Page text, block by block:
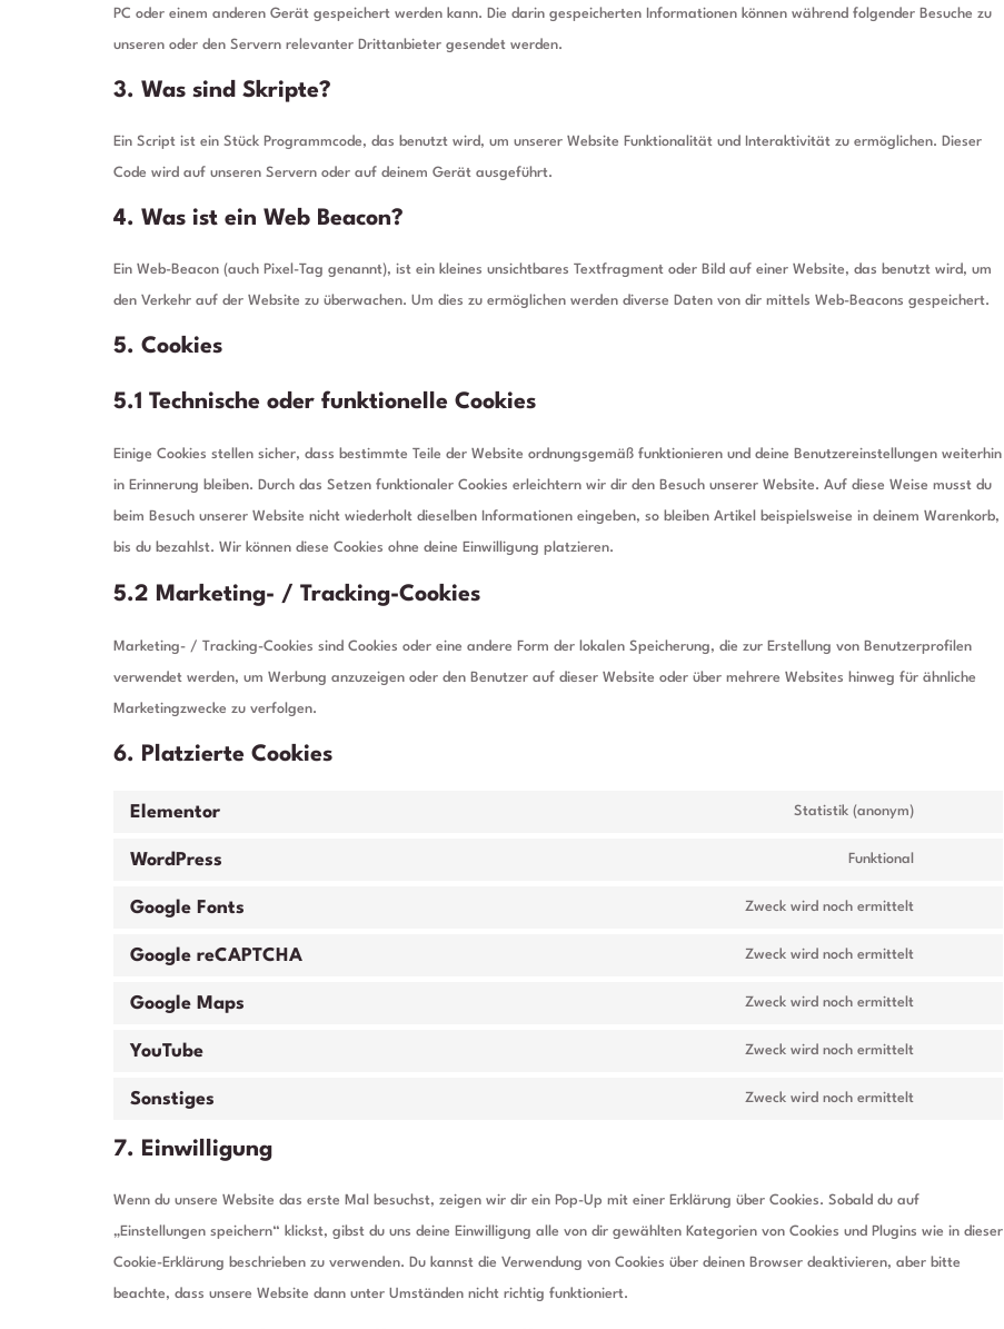
PC oder einem anderen Gerät gespeichert werden kann. Die darin gespeicherten Informationen können während folgender Besuche zu
unseren oder den Servern relevanter Drittanbieter gesendet werden.
3. Was sind Skripte?
Ein Script ist ein Stück Programmcode, das benutzt wird, um unserer Website Funktionalität und Interaktivität zu ermöglichen. Dieser
Code wird auf unseren Servern oder auf deinem Gerät ausgeführt.
4. Was ist ein Web Beacon?
Ein Web-Beacon (auch Pixel-Tag genannt), ist ein kleines unsichtbares Textfragment oder Bild auf einer Website, das benutzt wird, um
den Verkehr auf der Website zu überwachen. Um dies zu ermöglichen werden diverse Daten von dir mittels Web-Beacons gespeichert.
5. Cookies
5.1 Technische oder funktionelle Cookies
Einige Cookies stellen sicher, dass bestimmte Teile der Website ordnungsgemäß funktionieren und deine Benutzereinstellungen weiterhin
in Erinnerung bleiben. Durch das Setzen funktionaler Cookies erleichtern wir dir den Besuch unserer Website. Auf diese Weise musst du
beim Besuch unserer Website nicht wiederholt dieselben Informationen eingeben, so bleiben Artikel beispielsweise in deinem Warenkorb,
bis du bezahlst. Wir können diese Cookies ohne deine Einwilligung platzieren.
5.2 Marketing- / Tracking-Cookies
Marketing- / Tracking-Cookies sind Cookies oder eine andere Form der lokalen Speicherung, die zur Erstellung von Benutzerprofilen
verwendet werden, um Werbung anzuzeigen oder den Benutzer auf dieser Website oder über mehrere Websites hinweg für ähnliche
Marketingzwecke zu verfolgen.
6. Platzierte Cookies
Elementor Statistik (anonym)
WordPress Funktional
Google Fonts Zweck wird noch ermittelt
Google reCAPTCHA Zweck wird noch ermittelt
Google Maps Zweck wird noch ermittelt
YouTube Zweck wird noch ermittelt
Sonstiges Zweck wird noch ermittelt
7. Einwilligung
Wenn du unsere Website das erste Mal besuchst, zeigen wir dir ein Pop-Up mit einer Erklärung über Cookies. Sobald du auf
„Einstellungen speichern“ klickst, gibst du uns deine Einwilligung alle von dir gewählten Kategorien von Cookies und Plugins wie in dieser
Cookie-Erklärung beschrieben zu verwenden. Du kannst die Verwendung von Cookies über deinen Browser deaktivieren, aber bitte
beachte, dass unsere Website dann unter Umständen nicht richtig funktioniert.